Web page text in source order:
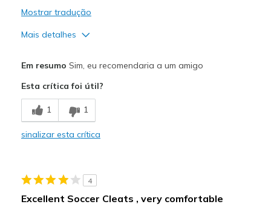
Mostrar tradução
Mais detalhes
Comfortable
Stylish
View On Shoes
I'm Into Shoes
Em resumo Sim, eu recomendaria a um amigo
Esta crítica foi útil?
1 1
sinalizar esta crítica
4
Excellent Soccer Cleats , very comfortable